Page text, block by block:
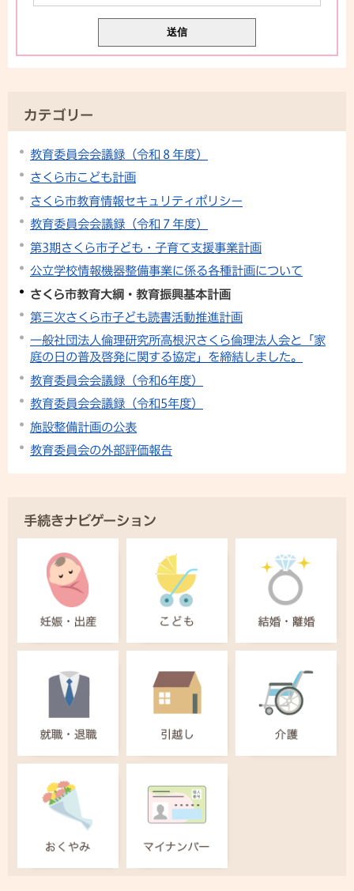
カテゴリー
教育委員会会議録（令和８年度）
さくら市こども計画
さくら市教育情報セキュリティポリシー
教育委員会会議録（令和７年度）
第3期さくら市子ども・子育て支援事業計画
公立学校情報機器整備事業に係る各種計画について
さくら市教育大綱・教育振興基本計画
第三次さくら市子ども読書活動推進計画
一般社団法人倫理研究所高根沢さくら倫理法人会と「家
庭の日の普及啓発に関する協定」を締結しました。
教育委員会会議録（令和6年度）
教育委員会会議録（令和5年度）
施設整備計画の公表
教育委員会の外部評価報告
手続きナビゲーション